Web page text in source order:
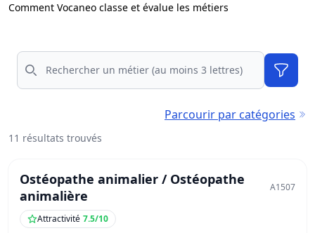
Comment Vocaneo classe et évalue les métiers
Rechercher
Filtres
Parcourir par catégories
11 résultats trouvés
Ostéopathe animalier / Ostéopathe
animalière
A1507
Attractivité 7.5/10